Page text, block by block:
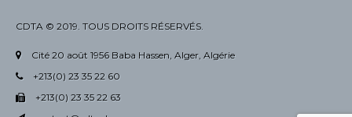
CDTA © 2019. TOUS DROITS RÉSERVÉS.
Cité 20 août 1956 Baba Hassen, Alger, Algérie
+213(0) 23 35 22 60
+213(0) 23 35 22 63